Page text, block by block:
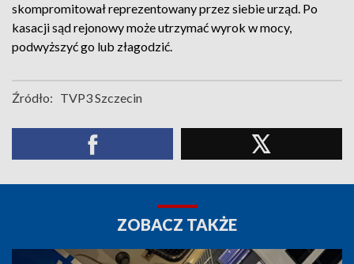
skompromitował reprezentowany przez siebie urząd. Po
kasacji sąd rejonowy może utrzymać wyrok w mocy,
podwyższyć go lub złagodzić.
Źródło: TVP3 Szczecin
ZOBACZ TAKŻE